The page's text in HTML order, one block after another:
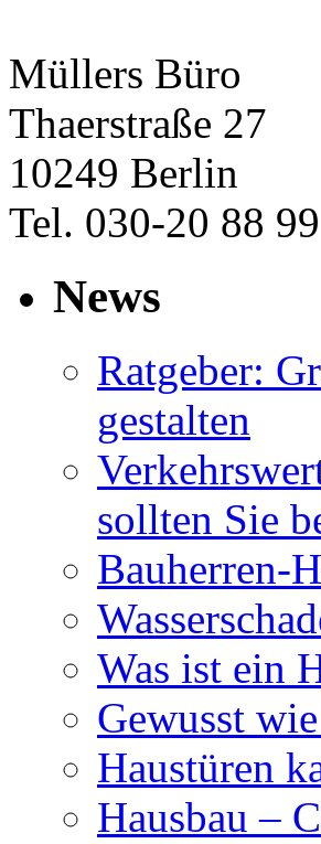
Müllers Büro
Thaerstraße 27
10249 Berlin
Tel. 030-20 88
News
Ratgeber:
gestalten
sollten Sie
Bauherren-
Was ist ein
Gewusst
Haustüren
Hausbau –